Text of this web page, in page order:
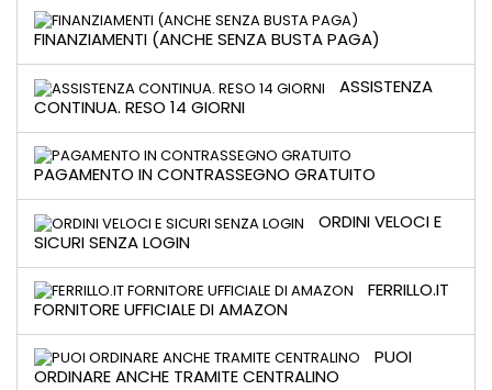
FINANZIAMENTI (ANCHE SENZA BUSTA PAGA)
ASSISTENZA
CONTINUA. RESO 14 GIORNI
PAGAMENTO IN CONTRASSEGNO GRATUITO
ORDINI VELOCI E
SICURI SENZA LOGIN
FERRILLO.IT
FORNITORE UFFICIALE DI AMAZON
PUOI
ORDINARE ANCHE TRAMITE CENTRALINO